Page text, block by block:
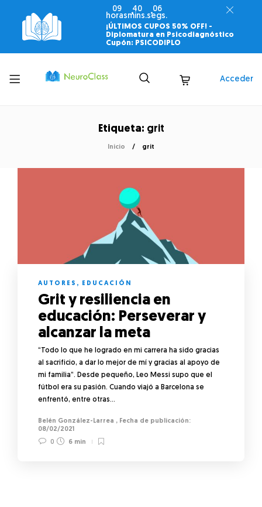
09
horas
40
mins.
05
segs.
¡ÚLTIMOS CUPOS 50% OFF! -
Diplomatura en Psicodiagnóstico
Cupón: PSICODIPLO
Toggle
menu
Acceder
Etiqueta: grit
Inicio grit
AUTORES , EDUCACIÓN
Grit y resiliencia en
educación: Perseverar y
alcanzar la meta
“Todo lo que he logrado en mi carrera ha sido gracias
al sacrificio, a dar lo mejor de mí y gracias al apoyo de
mi familia”. Desde pequeño, Leo Messi supo que el
fútbol era su pasión. Cuando viajó a Barcelona se
enfrentó, entre otras…
Belén González-Larrea ,
08/02/2021
0
6 min